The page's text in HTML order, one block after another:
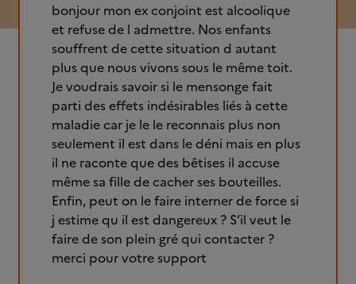
bonjour mon ex conjoint est alcoolique
et refuse de l admettre. Nos enfants
souffrent de cette situation d autant
plus que nous vivons sous le même toit.
Je voudrais savoir si le mensonge fait
parti des effets indésirables liés à cette
maladie car je le le reconnais plus non
seulement il est dans le déni mais en plus
il ne raconte que des bêtises il accuse
même sa fille de cacher ses bouteilles.
Enfin, peut on le faire interner de force si
j estime qu il est dangereux ? S’il veut le
faire de son plein gré qui contacter ?
merci pour votre support